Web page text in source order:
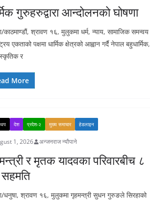
गुरुहरुद्वारा आन्दोलनको घोषणा
काठमाण्डौं, श्रावण १६, मुलुकमा धर्म, न्याय, सामाजिक समन्वय
एकताको पक्षमा धार्मिक क्षेत्रको आह्वान गर्दै नेपाल बहुधार्मिक,
र
More
देश प्रदेश-२ मुख्य समाचार हेडलाइन
1, 2026 अन्जनराज न्यौपाने
र मृतक यादवका परिवारबीच ८
धनुषा, श्रावण १६, मुलुकमा गृहमन्त्री सुधन गुरुङले सिरहाको